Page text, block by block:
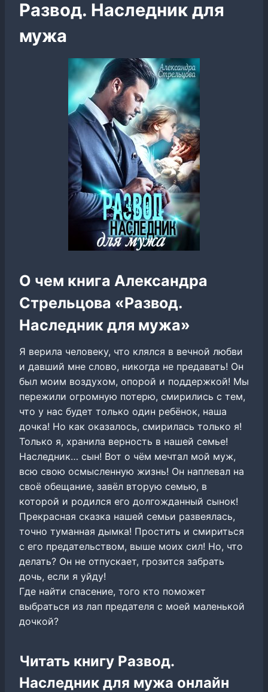
Развод. Наследник для
мужа
О чем книга Александра
Стрельцова «Развод.
Наследник для мужа»
Я верила человеку, что клялся в вечной любви
и давший мне слово, никогда не предавать! Он
был моим воздухом, опорой и поддержкой! Мы
пережили огромную потерю, смирились с тем,
что у нас будет только один ребёнок, наша
дочка! Но как оказалось, смирилась только я!
Только я, хранила верность в нашей семье!
Наследник… сын! Вот о чём мечтал мой муж,
всю свою осмысленную жизнь! Он наплевал на
своё обещание, завёл вторую семью, в
которой и родился его долгожданный сынок!
Прекрасная сказка нашей семьи развеялась,
точно туманная дымка! Простить и смириться
с его предательством, выше моих сил! Но, что
делать? Он не отпускает, грозится забрать
дочь, если я уйду!
Где найти спасение, того кто поможет
выбраться из лап предателя с моей маленькой
дочкой?
Читать книгу Развод.
Наследник для мужа онлайн